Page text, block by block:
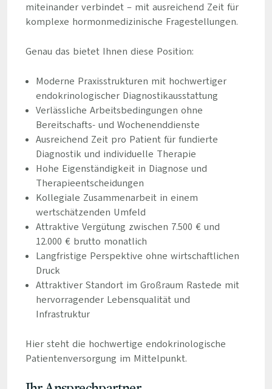
miteinander verbindet – mit ausreichend Zeit für
komplexe hormonmedizinische Fragestellungen.
Genau das bietet Ihnen diese Position:
Moderne Praxisstrukturen mit hochwertiger
endokrinologischer Diagnostikausstattung
Verlässliche Arbeitsbedingungen ohne
Bereitschafts- und Wochenenddienste
Ausreichend Zeit pro Patient für fundierte
Diagnostik und individuelle Therapie
Hohe Eigenständigkeit in Diagnose und
Therapieentscheidungen
Kollegiale Zusammenarbeit in einem
wertschätzenden Umfeld
Attraktive Vergütung zwischen 7.500 € und
12.000 € brutto monatlich
Langfristige Perspektive ohne wirtschaftlichen
Druck
Attraktiver Standort im Großraum Rastede mit
hervorragender Lebensqualität und
Infrastruktur
Hier steht die hochwertige endokrinologische
Patientenversorgung im Mittelpunkt.